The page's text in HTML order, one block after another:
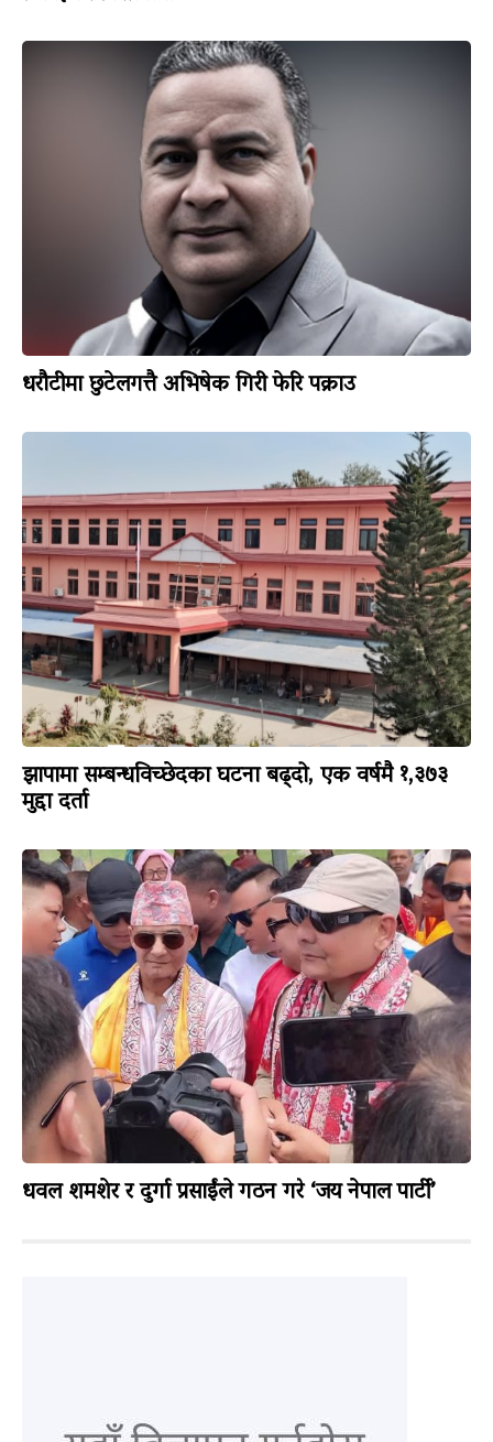
धरौटीमा छुटेलगत्तै अभिषेक गिरी फेरि पक्राउ
झापामा सम्बन्धविच्छेदका घटना बढ्दो, एक वर्षमै १,३७३
मुद्दा दर्ता
धवल शमशेर र दुर्गा प्रसाईंले गठन गरे ‘जय नेपाल पार्टी’